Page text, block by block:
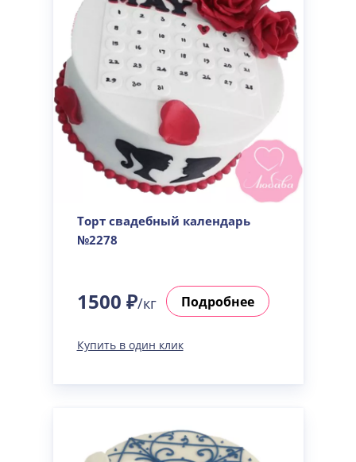
Торт свадебный календарь
№2278
1500 ₽/кг Подробнее
Купить в один клик